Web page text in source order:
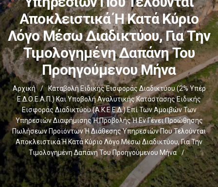
Αποκλειστικά Ή Κατά Κύριο
Λόγο Μέσω Διαδικτύου, Για Την
Τιμολογημένη Δαπάνη Του
Προηγούμενου Μήνα
Αρχική /
Καταβολή Ειδικής Εισφοράς Διαδικτύου (2% Υπέρ
Ε.Δ.Ο.Ε.Α.Π.) Και Υποβολή Αναλυτικής Κατάστασης Ειδικής
Εισφοράς Διαδικτύου (Α.Κ.Ε.Ε.Δ.) Επί Των Αμοιβών Των
Υπηρεσιών Διαφήμισης Ή Προβολής Ή Εν Γένει Προώθησης
Πωλήσεων Προϊόντων Ή Διάθεσης Υπηρεσιών Που Τελούνται
Αποκλειστικά Ή Κατά Κύριο Λόγο Μέσω Διαδικτύου, Για Την
Τιμολογημένη Δαπάνη Του Προηγούμενου Μήνα
/